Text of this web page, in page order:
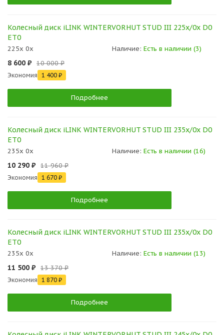
Колесный диск iLINK WINTERVORHUT STUD III 225x/0x D0
ET0
225x 0x Наличие: Есть в наличии (3)
8 600 ₽ 10 000 ₽
Экономия 1 400 ₽
Подробнее
Колесный диск iLINK WINTERVORHUT STUD III 235x/0x D0
ET0
235x 0x Наличие: Есть в наличии (16)
10 290 ₽ 11 960 ₽
Экономия 1 670 ₽
Подробнее
Колесный диск iLINK WINTERVORHUT STUD III 235x/0x D0
ET0
235x 0x Наличие: Есть в наличии (13)
11 500 ₽ 13 370 ₽
Экономия 1 870 ₽
Подробнее